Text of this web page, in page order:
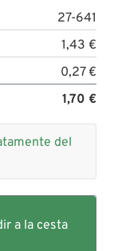
27-641
1,43 €
0,27 €
1,70 €
del